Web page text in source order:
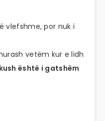
vlefshme, por nuk i
vetëm kur e lidh
është i gatshëm